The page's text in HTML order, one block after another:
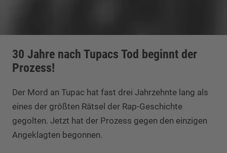
30 Jahre nach Tupacs Tod beginnt der
Prozess!
Der Mord an Tupac hat fast drei Jahrzehnte lang als
eines der größten Rätsel der Rap-Geschichte
gegolten. Jetzt hat der Prozess gegen den einzigen
Angeklagten begonnen.